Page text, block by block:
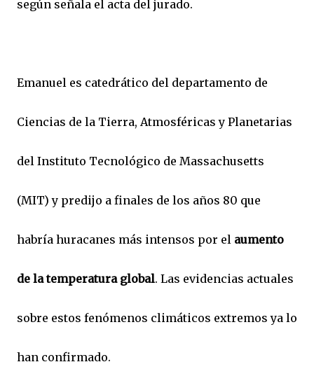
según señala el acta del jurado.
Emanuel es catedrático del departamento de
Ciencias de la Tierra, Atmosféricas y Planetarias
del Instituto Tecnológico de Massachusetts
(MIT) y predijo a finales de los años 80 que
habría huracanes más intensos por el aumento
de la temperatura global. Las evidencias actuales
sobre estos fenómenos climáticos extremos ya lo
han confirmado.